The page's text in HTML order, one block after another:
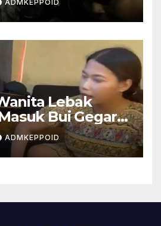
ADMKEPPOID
Lebak
Bui Gegara
Al-Qur’an, Ini
ADMKEPPOID